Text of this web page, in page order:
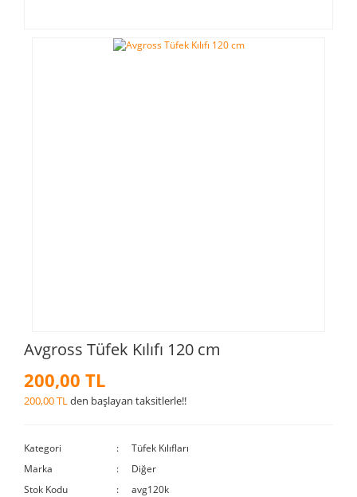
Avgross Tüfek Kılıfı 120 cm
200,00 TL
200,00 TLden başlayan taksitlerle!!
Kategori
Tüfek Kılıfları
Marka
Diğer
Stok Kodu
avg120k